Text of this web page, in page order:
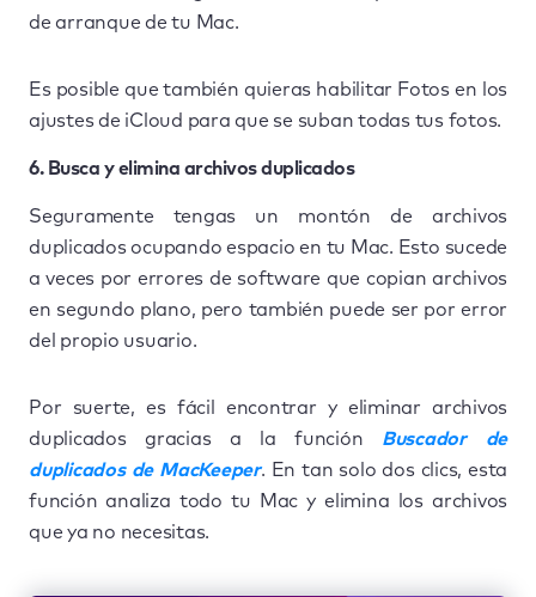
de arranque de tu Mac.
Es posible que también quieras habilitar Fotos en los
ajustes de iCloud para que se suban todas tus fotos.
6. Busca y elimina archivos duplicados
Seguramente tengas un montón de archivos
duplicados ocupando espacio en tu Mac. Esto sucede
a veces por errores de software que copian archivos
en segundo plano, pero también puede ser por error
del propio usuario.
Por suerte, es fácil encontrar y eliminar archivos
duplicados gracias a la función Buscador de
duplicados de MacKeeper. En tan solo dos clics, esta
función analiza todo tu Mac y elimina los archivos
que ya no necesitas.